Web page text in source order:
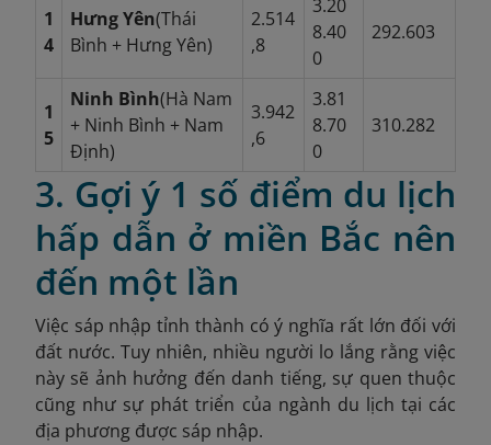
1
4
Hưng Yên(Thái
Bình + Hưng Yên)
2.514
,8
3.20
8.40
0
292.603
1
5
Ninh Bình(Hà Nam
+ Ninh Bình + Nam
Định)
3.942
,6
3.81
8.70
0
310.282
3. Gợi ý 1 số điểm du lịch
hấp dẫn ở miền Bắc nên
đến một lần
Việc sáp nhập tỉnh thành có ý nghĩa rất lớn đối với
đất nước. Tuy nhiên, nhiều người lo lắng rằng việc
này sẽ ảnh hưởng đến danh tiếng, sự quen thuộc
cũng như sự phát triển của ngành du lịch tại các
địa phương được sáp nhập.